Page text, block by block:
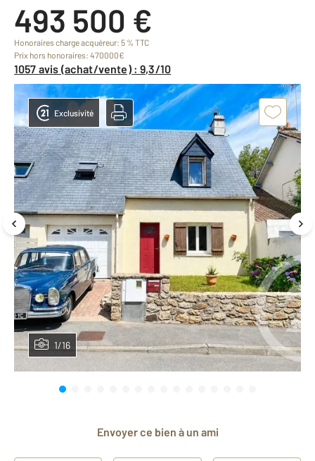
493 500 €
Honoraires charge acquéreur: 5 % TTC
Prix hors honoraires: 470000€
1057 avis (achat/vente) : 9,3/10
1/16
Exclusivité
Envoyer ce bien à un ami